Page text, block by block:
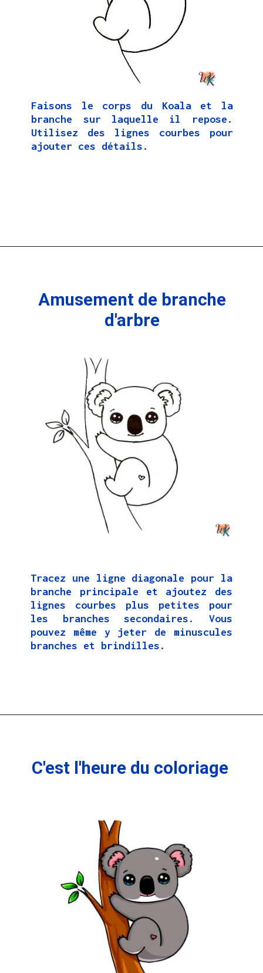
Faisons le corps du Koala et la
branche sur laquelle il repose.
Utilisez des lignes courbes pour
ajouter ces détails.
Amusement de branche
d'arbre
Tracez une ligne diagonale pour la
branche principale et ajoutez des
lignes courbes plus petites pour
les branches secondaires. Vous
pouvez même y jeter de minuscules
branches et brindilles.
C'est l'heure du coloriage